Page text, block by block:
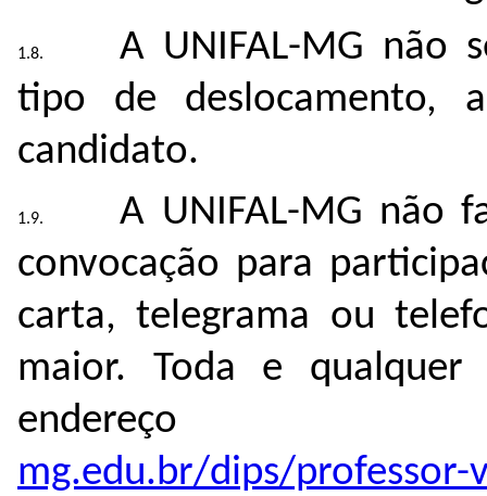
A UNIFAL-MG não
tipo de deslocamento,
candidato.
A UNIFAL-MG não
convocação para
carta, telegrama ou
maior. Toda e qualquer
endereço
mg.edu.br/dips/professor-